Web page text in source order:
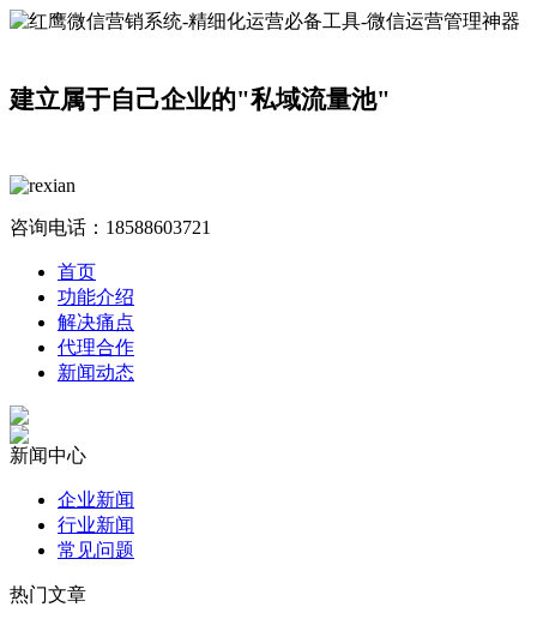
建立属于自己企业的"私域流量池"
咨询电话： 18588603721
首页
功能介绍
解决痛点
代理合作
新闻动态
新闻中心
企业新闻
行业新闻
常见问题
热门文章